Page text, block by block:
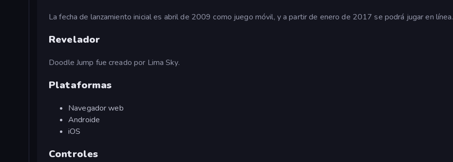
La fecha de lanzamiento inicial es abril de 2009 como juego móvil, y a partir de enero de 2017 se podrá jugar en línea.
Revelador
Doodle Jump fue creado por Lima Sky.
Plataformas
Navegador web
Androide
iOS
Controles